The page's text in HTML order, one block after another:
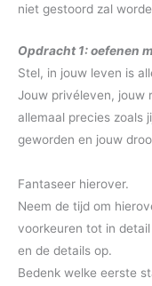
niet gestoord zal
Opdracht 1: oefenen
Stel, in jouw leven is
Jouw privéleven, jouw
allemaal precies zoals
geworden en jouw
Fantaseer hierover.
Neem de tijd om
voorkeuren tot in
en de details op.
Bedenk welke eerste